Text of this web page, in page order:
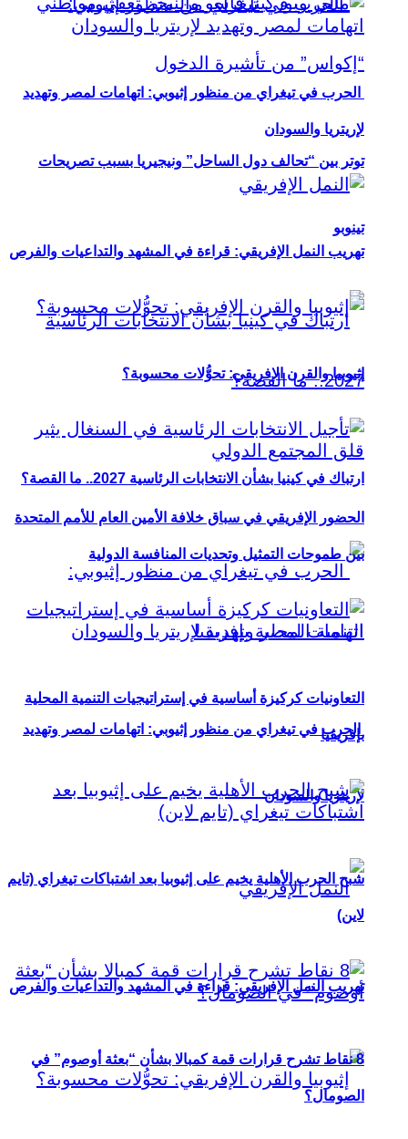
توتر بين “تحالف دول الساحل” ونيجيريا بسبب تصريحات
تينوبو
ارتباك في كينيا بشأن الانتخابات الرئاسية 2027.. ما القصة؟
الحرب في تيغراي من منظور إثيوبي: اتهامات لمصر وتهديد
لإريتريا والسودان
تهريب النمل الإفريقي: قراءة في المشهد والتداعيات والفرص
الحرب في تيغراي من منظور إثيوبي: اتهامات لمصر وتهديد
لإريتريا والسودان
تهريب النمل الإفريقي: قراءة في المشهد والتداعيات والفرص
إثيوبيا والقرن الإفريقي: تحوُّلات محسوبة؟
الحضور الإفريقي في سباق خلافة الأمين العام للأمم المتحدة
بين طموحات التمثيل وتحديات المنافسة الدولية
التعاونيات كركيزة أساسية في إستراتيجيات التنمية المحلية
بإفريقيا
شبح الحرب الأهلية يخيم على إثيوبيا بعد اشتباكات تيغراي (تايم
لاين)
8 نقاط تشرح قرارات قمة كمبالا بشأن “بعثة أوصوم” في
الصومال؟